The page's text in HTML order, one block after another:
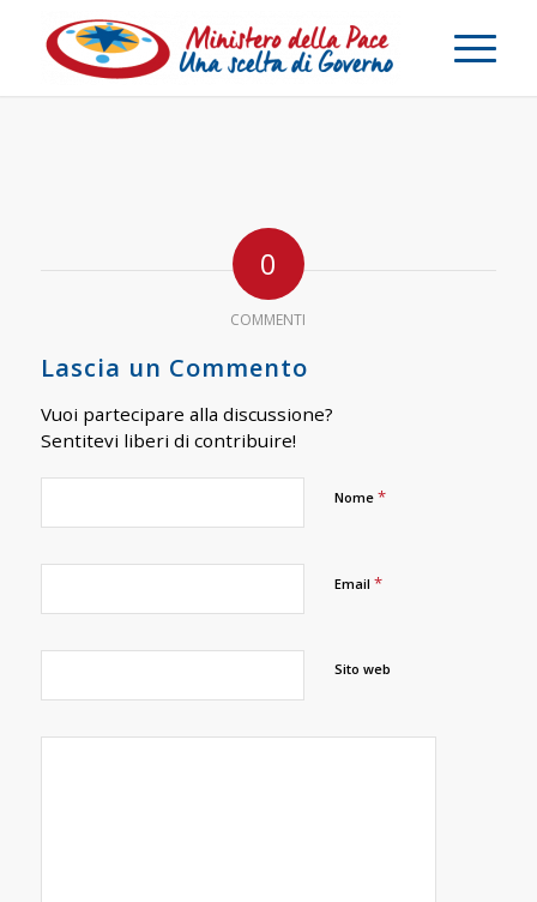
0
COMMENTI
Lascia un Commento
Vuoi partecipare alla discussione?
Sentitevi liberi di contribuire!
Nome *
Email *
Sito web